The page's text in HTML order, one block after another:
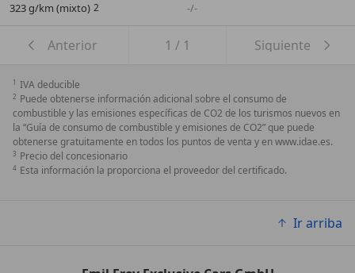
323 g/km (mixto)
-/-
Anterior 1 / 1 Siguiente
1 IVA deducible
2 Puede obtenerse información adicional sobre el consumo de
combustible y las emisiones específicas de CO2 de los turismos nuevos en
la “Guía de consumo de combustible y emisiones de CO2” que puede
obtenerse gratuitamente en todos los puntos de venta y en www.idae.es.
3 Precio del concesionario
4 Esta información la proporciona el proveedor del certificado.
Ir arriba